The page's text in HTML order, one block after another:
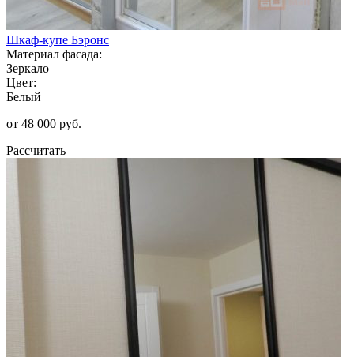
Шкаф-купе Бэронс
Материал фасада:
Зеркало
Цвет:
Белый
от 48 000 руб.
Рассчитать